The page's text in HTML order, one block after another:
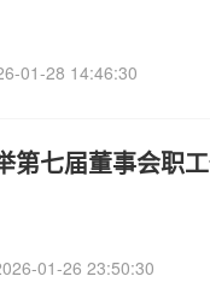
01-28 14:46:30
第七届董事会职
01-26 23:50:30